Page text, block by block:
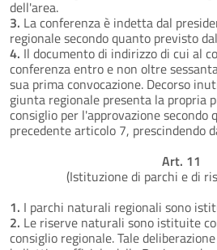
dell'area.
3. La conferenza è indetta dal
regionale secondo quanto previsto
4. Il documento di indirizzo di cui al
conferenza entro e non oltre
sua prima convocazione. Decorso
giunta regionale presenta la propria
consiglio per l'approvazione secondo
precedente articolo 7, prescindendo
Art. 11
(Istituzione di parchi e di
1. I parchi naturali regionali sono
2. Le riserve naturali sono istituite
consiglio regionale. Tale